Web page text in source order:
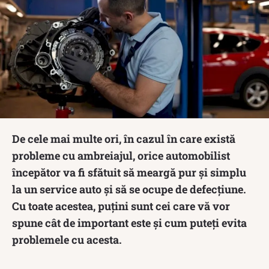
De cele mai multe ori, în cazul în care există
probleme cu ambreiajul, orice automobilist
începător va fi sfătuit să meargă pur și simplu
la un service auto și să se ocupe de defecțiune.
Cu toate acestea, puțini sunt cei care vă vor
spune cât de important este și cum puteți evita
problemele cu acesta.